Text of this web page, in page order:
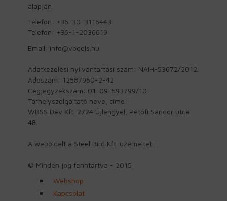
alapján
Telefon: +36-30-3116443
Telefon: +36-1-2036619
Email: info@vogels.hu
Adatkezelési nyilvántartási szám: NAIH-53672/2012.
Adószám: 12587960-2-42
Cégjegyzékszám: 01-09-693799/10
Tárhelyszolgáltató neve, címe:
WBSS Dev Kft. 2724 Újlengyel, Petőfi Sándor utca
48.
A weboldalt a Steel Bird Kft. üzemelteti.
© Minden jog fenntartva - 2015
Webshop
Kapcsolat